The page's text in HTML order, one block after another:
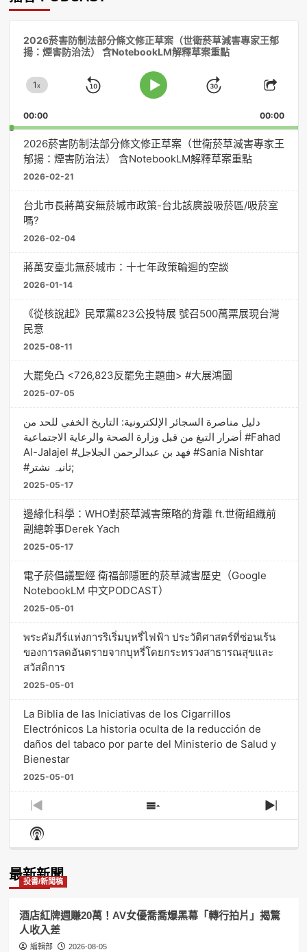
2026菸害防制法部分條文修正草案（世衛菸草減害專家王郁
揚：煙害防治法） 含NotebookLM解釋草案重點
Change
Rate
1x
Skip
Play
Jump
Forward
Share
00:00 00:00
2026菸害防制法部分條文修正草案（世衛菸草減害專家王
郁揚：煙害防治法） 含NotebookLM解釋草案重點
2026-02-21
台北市長蔣萬安無菸城市政策-台北該廣設吸菸區/吸菸室
嗎?
2026-02-04
蔣萬安臺北無菸城市：十七年政策輪迴的空談
2026-01-14
《從核說起》民眾黨823公投特展 號召500萬票展現台灣
民意
2025-08-11
大罷免凸 <726,823反罷免主題曲> #大展鴻圖
2025-07-05
دليل مناصرة السجائر الإلكترونية: التاريخ الخفي للحد من
أضرار التبغ من قبل وزارة الصحة والرعاية الاجتماعية #Fahad
Al-Jalajel #فهد بن عبدالرحمن الجلاجل #Sania Nishtar
#ثانیہ نشتر;
2025-05-17
邊緣化科學：WHO對菸草減害策略的背離 ft.世衛組織前
副總幹事Derek Yach
2025-05-17
電子菸倡議聖經 衛福部隱匿的菸草減害歷史（Google
NotebookLM 中文PODCAST）
2025-05-01
พระคัมภีร์แห่งการริเริ่มบุหรี่ไฟฟ้า ประวัติศาสตร์ที่ซ่อนเร้น
ของการลดอันตรายจากบุหรี่โดยกระทรวงสาธารณสุขและ
สวัสดิการ
2025-05-01
La Biblia de las Iniciativas de los Cigarrillos
Electrónicos La historia oculta de la reducción de
daños del tabaco por parte del Ministerio de Salud y
Bienestar
2025-05-01
Previous
Episode
Show
Episodes
Next
Show
Podcast
最新新聞
投書/新聞稿
酒店紅牌週賺20萬！AV女優喬喬爆黑幕「轉行拍片」揭驚
人收入差
編輯部 2026-08-05